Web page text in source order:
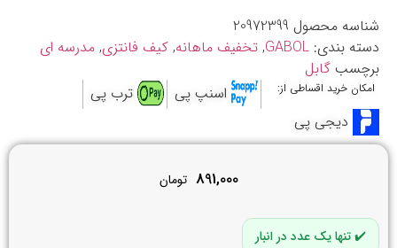
شناسه محصول 20972399
دسته بندی: GABOL
, تخفیف ماهانه, کیف فانتزی, مدرسه ای
برچسب گابل
امکان خرید اقساطی از: اسنپ پی
ترب پی
دیجی پی
891,000 تومان
تنها یک عدد در انبار